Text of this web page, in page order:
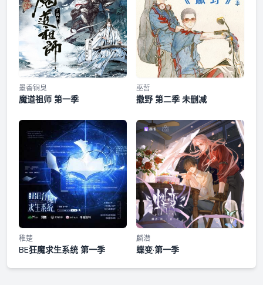
第十二集
第十三集
第十四集
第十六集
第十七集
花絮二
第十八集
墨香铜臭
魔道祖师 第一季
巫哲
撒野 第二季 未删减
稚楚
BE狂魔求生系统 第一季
麟潜
蝶变·第一季